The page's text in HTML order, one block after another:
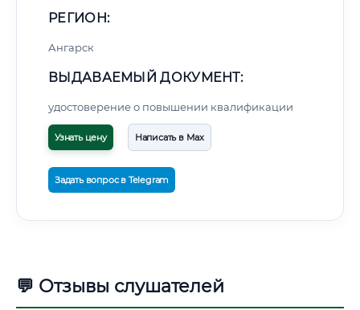
РЕГИОН:
Ангарск
ВЫДАВАЕМЫЙ ДОКУМЕНТ:
удостоверение о повышении квалификации
Узнать цену Написать в Max
Задать вопрос в Telegram
💬 Отзывы слушателей